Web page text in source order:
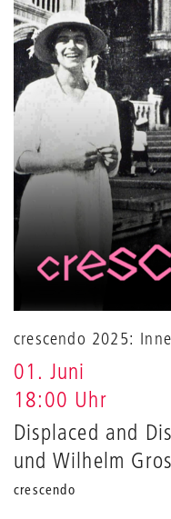
crescendo 2025:
01. Juni
18:00 Uhr
Displaced and
und Wilhelm
crescendo